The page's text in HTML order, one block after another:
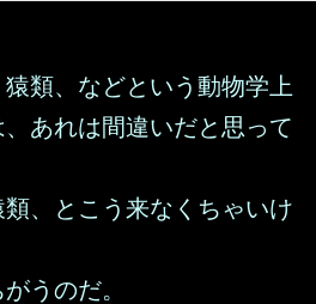
類、などという動物学上
あれは間違いだと思って
、とこう来なくちゃいけ
うのだ。